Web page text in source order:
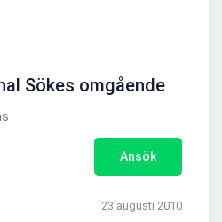
Sökes omgående
Ansök
23 augusti 2010